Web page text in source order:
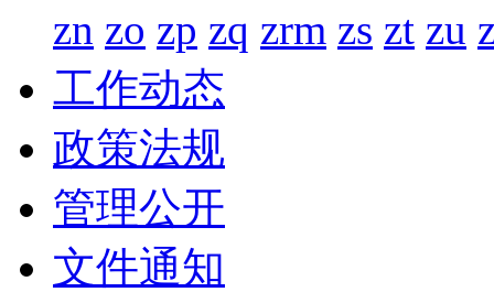
zn zo zp zq zrm zs zt zu
工作动态
政策法规
管理公开
文件通知